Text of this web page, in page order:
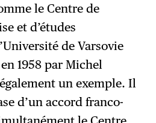
le Centre de
et d’études
de Varsovie
1958 par Michel
un exemple. Il
d’un accord franco-